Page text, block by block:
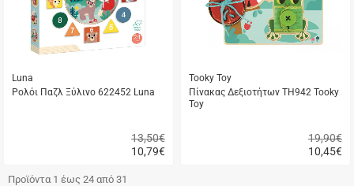
Luna
Ρολόι Παζλ Ξύλινο 622452 Luna
10,79€
13,50€
αγορά
Tooky Toy
Πίνακας Δεξιοτήτων TH942 Tooky
Toy
10,45€
19,90€
Προϊόντα 1 έως 24 από 31